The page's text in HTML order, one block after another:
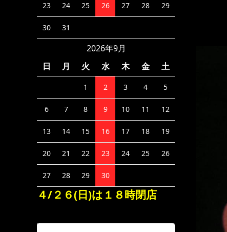
23 24 25 26 27 28 29
30 31
2026年9月
日
月 火 水 木 金 土
1 2 3 4 5
6 7 8 9 10 11 12
13 14 15 16 17 18 19
20 21 22 23 24 25 26
27 28 29 30
４/２６(日)は１８時閉店